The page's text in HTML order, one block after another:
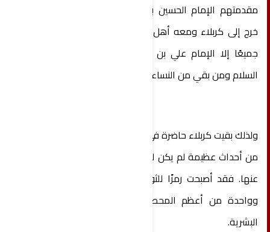
مقدمتهم الإمام الحسين بن علي عليه السلام، الذي
خرج إلى كربلاء ومعه أهل بيته وأصحابه، فاستشهدوا
جميعًا إلا الإمام علي بن الحسين زين العابدين عليه
السلام ومن بقي من النساء الطاهرات.
ولذلك بقيت كربلاء حاضرة في وجدان الأمة، لما شهدته
من أحداث عظيمة لم يكن للتاريخ أن يتجاوزها أو يغفل
عنها. فقد أصبحت رمزًا للثورة والمظلومية والكرامة،
وواحدة من أعظم المحطات الإنسانية التي عرفتها
البشرية.